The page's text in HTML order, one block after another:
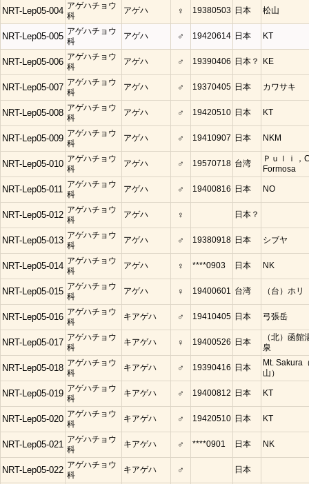
NRT-Lep05-004 アゲハチョウ
科
アゲハ ♀ 19380503 日本 松山
NRT-Lep05-005 アゲハチョウ
科
アゲハ ♂ 19420614 日本 KT
NRT-Lep05-006 アゲハチョウ
科
アゲハ ♂ 19390406 日本？ KE
NRT-Lep05-007 アゲハチョウ
科
アゲハ ♂ 19370405 日本 カワサキ
NRT-Lep05-008 アゲハチョウ
科
アゲハ ♂ 19420510 日本 KT
NRT-Lep05-009 アゲハチョウ
科
アゲハ ♂ 19410907 日本 NKM
NRT-Lep05-010 アゲハチョウ
科
アゲハ ♂ 19570718 台湾
Ｐｕｌｉ，
Formosa
NRT-Lep05-011 アゲハチョウ
科
アゲハ ♂ 19400816 日本 NO
NRT-Lep05-012 アゲハチョウ
科
アゲハ ♀ 日本？
NRT-Lep05-013 アゲハチョウ
科
アゲハ ♂ 19380918 日本 シブヤ
NRT-Lep05-014 アゲハチョウ
科
アゲハ ♀ ****0903 日本 NK
NRT-Lep05-015 アゲハチョウ
科
アゲハ ♀ 19400601 台湾 （台）ホリ
NRT-Lep05-016 アゲハチョウ
科
キアゲハ ♂ 19410405 日本 弓張岳
NRT-Lep05-017 アゲハチョウ
科
キアゲハ ♀ 19400526 日本
（北）函館
泉
NRT-Lep05-018 アゲハチョウ
科
キアゲハ ♂ 19390416 日本
Mt. Sakura
山）
NRT-Lep05-019 アゲハチョウ
科
キアゲハ ♂ 19400812 日本 KT
NRT-Lep05-020 アゲハチョウ
科
キアゲハ ♂ 19420510 日本 KT
NRT-Lep05-021 アゲハチョウ
科
キアゲハ ♂ ****0901 日本 NK
NRT-Lep05-022 アゲハチョウ
科
キアゲハ ♂ 日本